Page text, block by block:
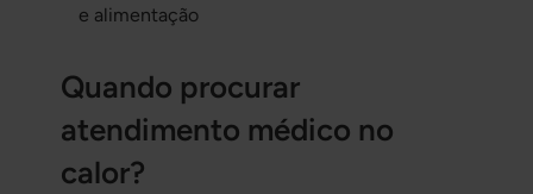
e alimentação
Quando procurar
atendimento médico no
calor?